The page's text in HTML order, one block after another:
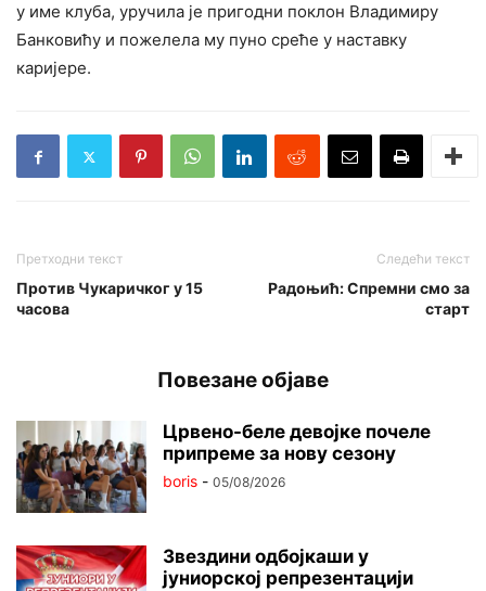
у име клуба, уручила је пригодни поклон Владимиру
Банковићу и пожелела му пуно среће у наставку
каријере.
Претходни текст
Против Чукаричког у 15
часова
Следећи текст
Радоњић: Спремни смо за
старт
Повезане објаве
Црвено-беле девојке почеле
припреме за нову сезону
boris - 05/08/2026
Звездини одбојкаши у
јуниорској репрезентацији